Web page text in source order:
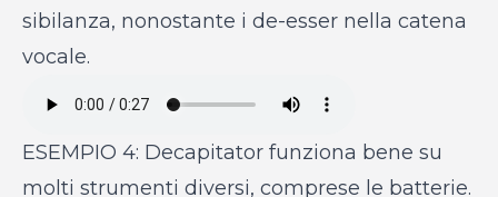
sibilanza, nonostante i de-esser nella catena
vocale.
ESEMPIO 4: Decapitator funziona bene su
molti strumenti diversi, comprese le batterie.